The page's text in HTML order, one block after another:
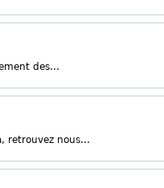
des...
retrouvez nous...